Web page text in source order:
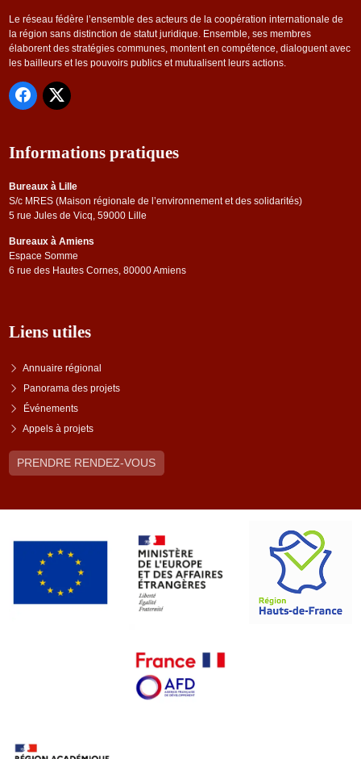
Le réseau fédère l’ensemble des acteurs de la coopération internationale de
la région sans distinction de statut juridique. Ensemble, ses membres
élaborent des stratégies communes, montent en compétence, dialoguent avec
les bailleurs et les pouvoirs publics et mutualisent leurs actions.
Informations pratiques
Bureaux à Lille
S/c MRES (Maison régionale de l’environnement et des solidarités)
5 rue Jules de Vicq, 59000 Lille
Bureaux à Amiens
Espace Somme
6 rue des Hautes Cornes, 80000 Amiens
Liens utiles
Annuaire régional
Panorama des projets
Événements
Appels à projets
PRENDRE RENDEZ-VOUS